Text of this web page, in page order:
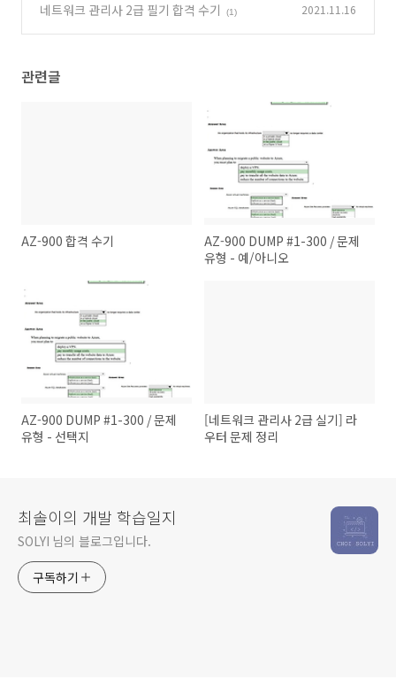
네트워크 관리사 2급 필기 합격 수기 (1) 2021.11.16
관련글
AZ-900 합격 수기
AZ-900 DUMP #1-300 / 문제
유형 - 예/아니오
AZ-900 DUMP #1-300 / 문제
유형 - 선택지
[네트워크 관리사 2급 실기] 라
우터 문제 정리
최솔이의 개발 학습일지
SOLYI 님의 블로그입니다.
구독하기